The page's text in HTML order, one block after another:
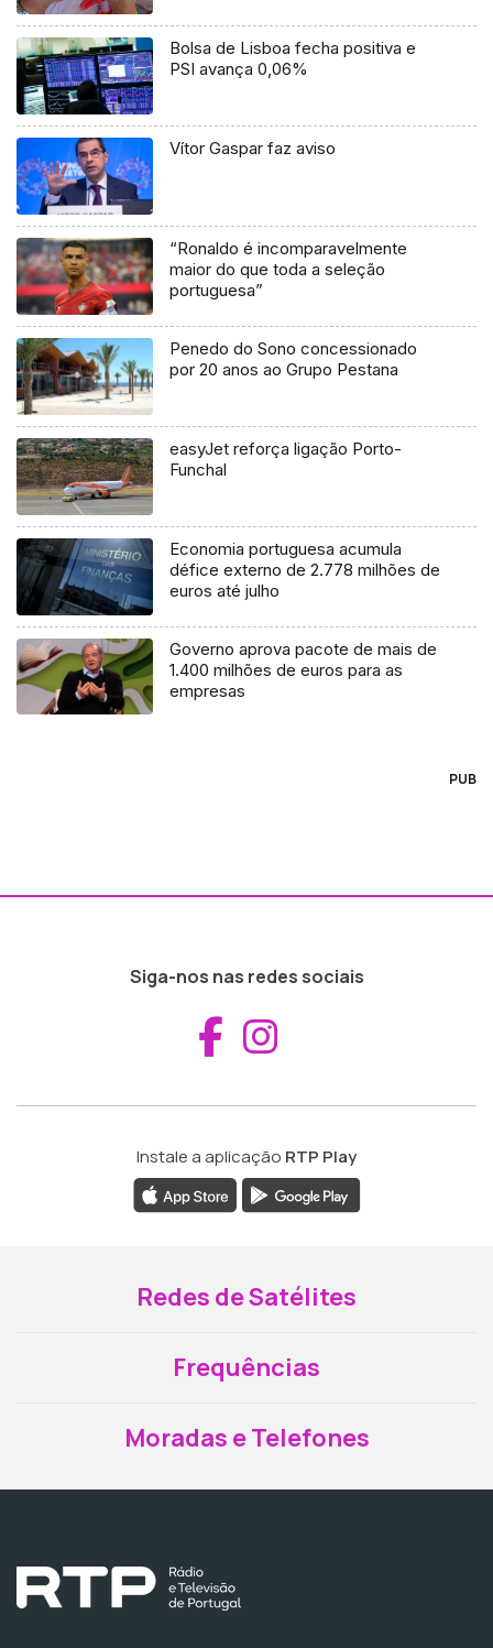
Bolsa de Lisboa fecha positiva e
PSI avança 0,06%
Vítor Gaspar faz aviso
“Ronaldo é incomparavelmente
maior do que toda a seleção
portuguesa”
Penedo do Sono concessionado
por 20 anos ao Grupo Pestana
easyJet reforça ligação Porto-
Funchal
Economia portuguesa acumula
défice externo de 2.778 milhões de
euros até julho
Governo aprova pacote de mais de
1.400 milhões de euros para as
empresas
PUB
Siga-nos nas redes sociais
Aceder ao
Instale a aplicação RTP Play
Redes de Satélites
Frequências
Moradas e Telefones